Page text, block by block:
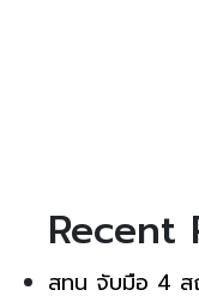
Recent
สทน จับมือ 4